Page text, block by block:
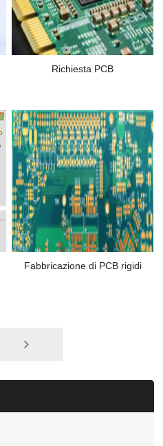
Richiesta PCB
Fabbricazione di PCB rigidi